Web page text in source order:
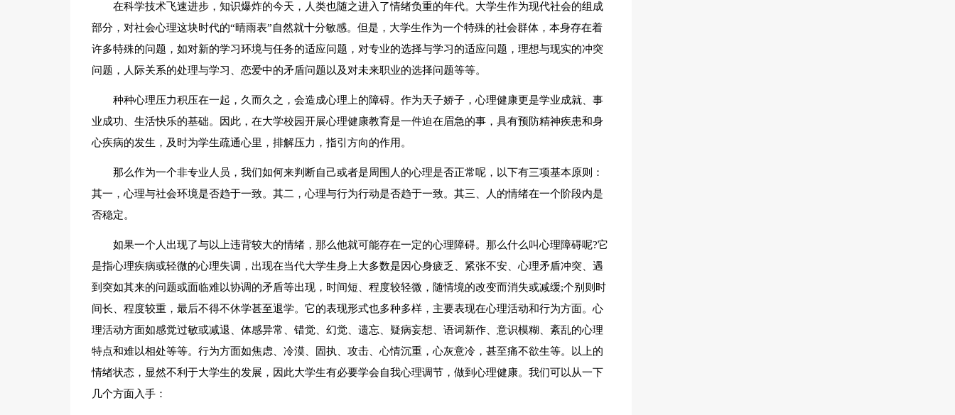
在科学技术飞速进步，知识爆炸的今天，人类也随之进入了情绪负重的年代。大学生作为现代社会的组成
部分，对社会心理这块时代的“晴雨表”自然就十分敏感。但是，大学生作为一个特殊的社会群体，本身存在着
许多特殊的问题，如对新的学习环境与任务的适应问题，对专业的选择与学习的适应问题，理想与现实的冲突
问题，人际关系的处理与学习、恋爱中的矛盾问题以及对未来职业的选择问题等等。
种种心理压力积压在一起，久而久之，会造成心理上的障碍。作为天子娇子，心理健康更是学业成就、事
业成功、生活快乐的基础。因此，在大学校园开展心理健康教育是一件迫在眉急的事，具有预防精神疾患和身
心疾病的发生，及时为学生疏通心里，排解压力，指引方向的作用。
那么作为一个非专业人员，我们如何来判断自己或者是周围人的心理是否正常呢，以下有三项基本原则：
其一，心理与社会环境是否趋于一致。其二，心理与行为行动是否趋于一致。其三、人的情绪在一个阶段内是
否稳定。
如果一个人出现了与以上违背较大的情绪，那么他就可能存在一定的心理障碍。那么什么叫心理障碍呢?它
是指心理疾病或轻微的心理失调，出现在当代大学生身上大多数是因心身疲乏、紧张不安、心理矛盾冲突、遇
到突如其来的问题或面临难以协调的矛盾等出现，时间短、程度较轻微，随情境的改变而消失或减缓;个别则时
间长、程度较重，最后不得不休学甚至退学。它的表现形式也多种多样，主要表现在心理活动和行为方面。心
理活动方面如感觉过敏或减退、体感异常、错觉、幻觉、遗忘、疑病妄想、语词新作、意识模糊、紊乱的心理
特点和难以相处等等。行为方面如焦虑、冷漠、固执、攻击、心情沉重，心灰意冷，甚至痛不欲生等。以上的
情绪状态，显然不利于大学生的发展，因此大学生有必要学会自我心理调节，做到心理健康。我们可以从一下
几个方面入手：